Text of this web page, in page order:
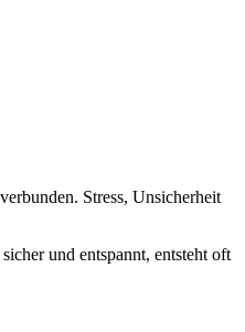
Stress, Unsicherheit
und entspannt, entsteht oft